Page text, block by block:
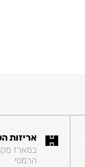
אריזות
במארז
הרמטי